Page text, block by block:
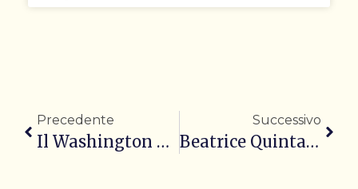
Precedente
Il Washington Post nell’era di Bezos
Successivo
Beatrice Quinta, Amore Business e l’eredità delle “atomiche bionde”